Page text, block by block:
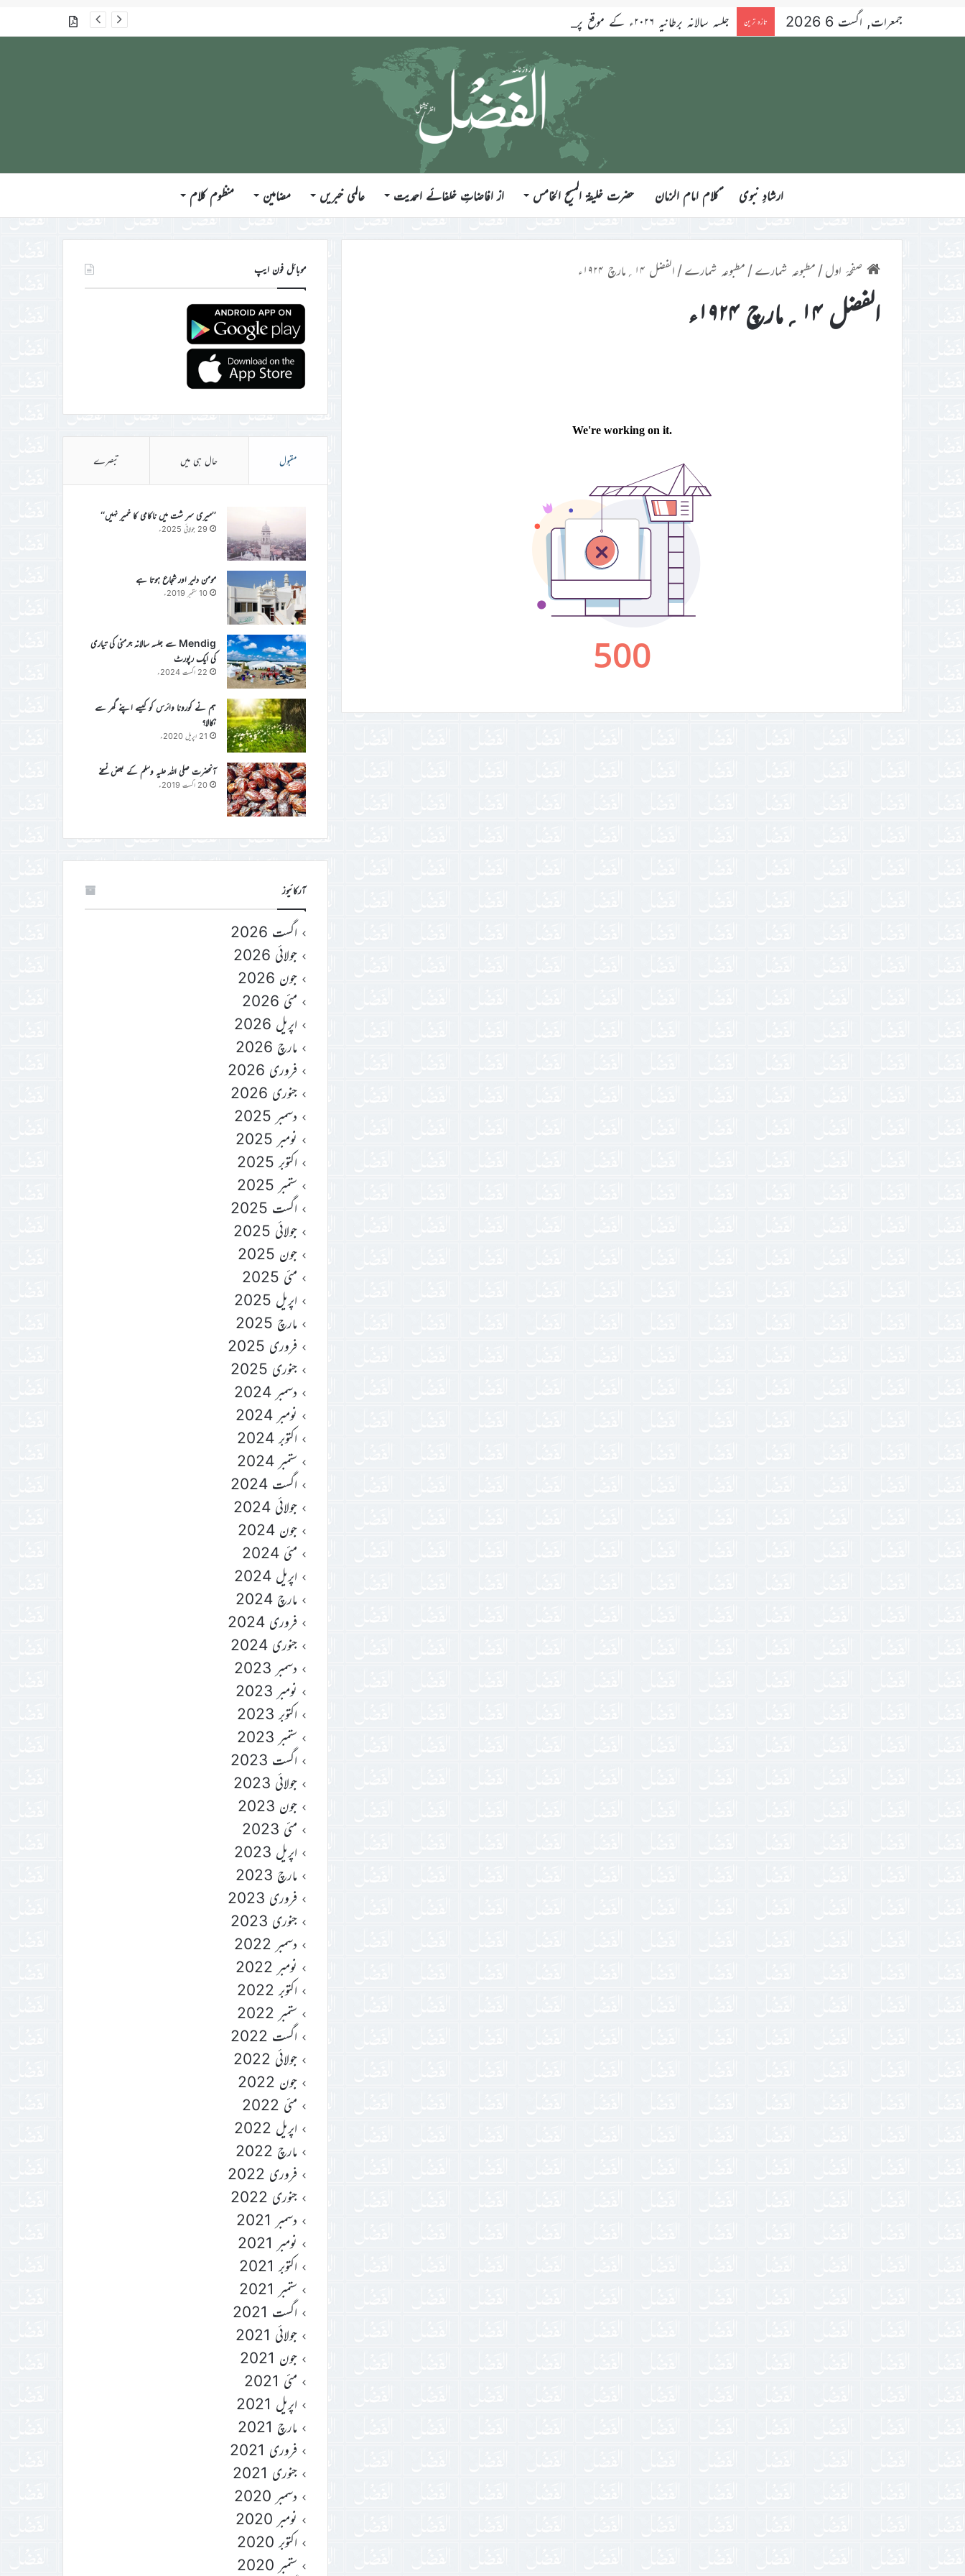
جمعرات, اگست 6 2026 تازہ ترین گذشتہ شمارے
ارشادِ نبوی ؑکلام امام الزمان حضرت خلیفۃ المسیح الخامس از افاضاتِ خلفائے احمدیت عالمی خبریں مضامین منظوم کلام
صفحۂ اول/ مطبوعہ شمارے/ مطبوعہ شمارے/ الفضل ۱۴؍مارچ ۱۹۲۴ء
الفضل ۱۴؍مارچ ۱۹۲۴ء
موبائل فون ایپ
مقبول حال ہی میں تبصرے
’’میری سر شت میں ناکامی کا خمیر نہیں‘‘
29 جولائی 2025ء
مومن دلیر اور شجاع ہوتا ہے
10 ستمبر 2019ء
Mendig سے جلسہ سالانہ جرمنی کی تیاری
کی ایک رپورٹ
22 اگست 2024ء
ہم نے کورونا وائرس کو کیسے اپنے گھر سے
نکالا؟
21 اپریل 2020ء
آنحضرت صلی اللہ علیہ وسلم کے بعض نسخے
20 اگست 2019ء
آرکائیوز
اگست 2026
جولائی 2026
جون 2026
مئی 2026
اپریل 2026
مارچ 2026
فروری 2026
جنوری 2026
دسمبر 2025
نومبر 2025
اکتوبر 2025
ستمبر 2025
اگست 2025
جولائی 2025
جون 2025
مئی 2025
اپریل 2025
مارچ 2025
فروری 2025
جنوری 2025
دسمبر 2024
نومبر 2024
اکتوبر 2024
ستمبر 2024
اگست 2024
جولائی 2024
جون 2024
مئی 2024
اپریل 2024
مارچ 2024
فروری 2024
جنوری 2024
دسمبر 2023
نومبر 2023
اکتوبر 2023
ستمبر 2023
اگست 2023
جولائی 2023
جون 2023
مئی 2023
اپریل 2023
مارچ 2023
فروری 2023
جنوری 2023
دسمبر 2022
نومبر 2022
اکتوبر 2022
ستمبر 2022
اگست 2022
جولائی 2022
جون 2022
مئی 2022
اپریل 2022
مارچ 2022
فروری 2022
جنوری 2022
دسمبر 2021
نومبر 2021
اکتوبر 2021
ستمبر 2021
اگست 2021
جولائی 2021
جون 2021
مئی 2021
اپریل 2021
مارچ 2021
فروری 2021
جنوری 2021
دسمبر 2020
نومبر 2020
اکتوبر 2020
ستمبر 2020